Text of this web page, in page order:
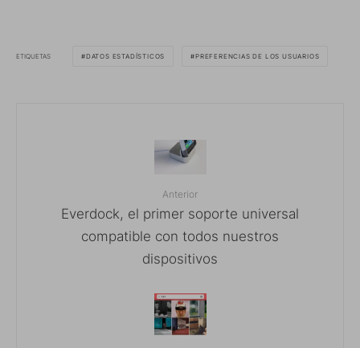
ETIQUETAS DATOS ESTADÍSTICOS PREFERENCIAS DE LOS USUARIOS
Anterior
Everdock, el primer soporte universal
compatible con todos nuestros
dispositivos